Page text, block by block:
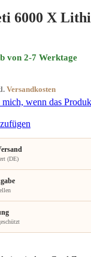
6000 X
von 2-7 Werktage
Versandkosten
wenn das
(DE)